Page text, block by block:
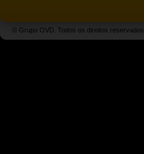
© Grupo OVD. Todos os direitos reservados.